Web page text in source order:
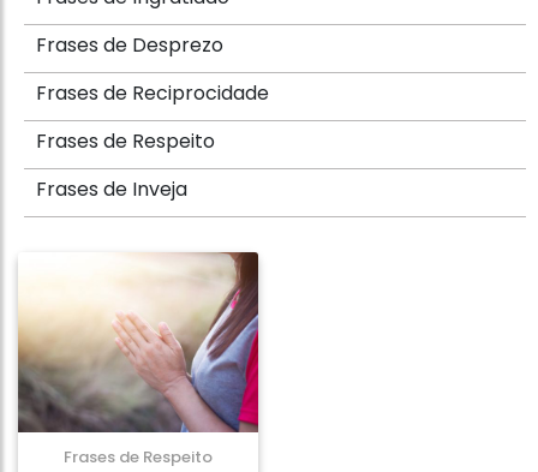
Frases de Desprezo
Frases de Reciprocidade
Frases de Respeito
Frases de Inveja
Frases de Respeito